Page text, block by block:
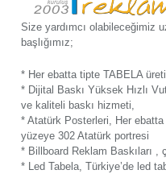
Size yardımcı olabileceğimiz
başlığımız;
* Her ebatta tipte TABELA
* Dijital Baskı Yüksek Hızlı
ve kaliteli baskı hizmeti,
* Atatürk Posterleri, Her
yüzeye 302 Atatürk portresi
* Billboard Reklam Baskıları ,
* Led Tabela, Türkiye’de led